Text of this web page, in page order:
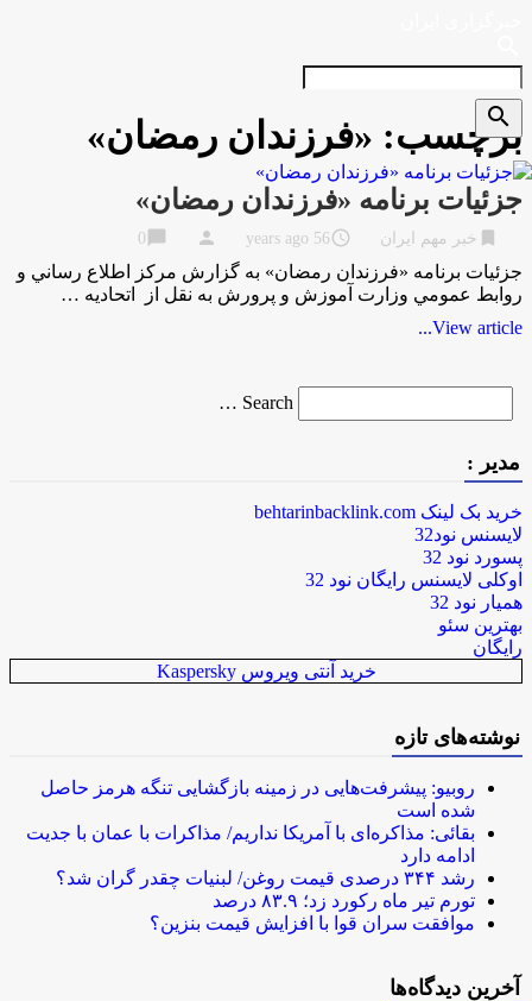
برچسب: «فرزندان رمضان»
جزئیات برنامه‌‌ «فرزندان رمضان»
خبر مهم ایران access_time
56 years ago
person
chat_bubble
جزئیات برنامه‌‌ «فرزندان رمضان» به گزارش مركز اطلاع رساني و
روابط عمومي وزارت آموزش و پرورش به نقل از اتحادیه …
View article...
for
Search …
search
مدیر :
خرید بک لینک behtarinbacklink.com
لایسنس نود32
پسورد نود 32
اوکلی لایسنس رایگان نود 32
همیار نود 32
بهترین سئو
رایگان
خرید آنتی ویروس Kaspersky
نوشته‌های تازه
روبیو: پیشرفت‌هایی در زمینه بازگشایی تنگه هرمز حاصل
شده است
بقائی: مذاکره‌ای با آمریکا نداریم/ مذاکرات با عمان با جدیت
ادامه دارد
رشد ۳۴۴ درصدی قیمت روغن/ لبنیات چقدر گران شد؟
تورم تیر ماه رکورد زد؛ ۸۳.۹ درصد
موافقت سران قوا با افزایش قیمت بنزین؟
آخرین دیدگاه‌ها